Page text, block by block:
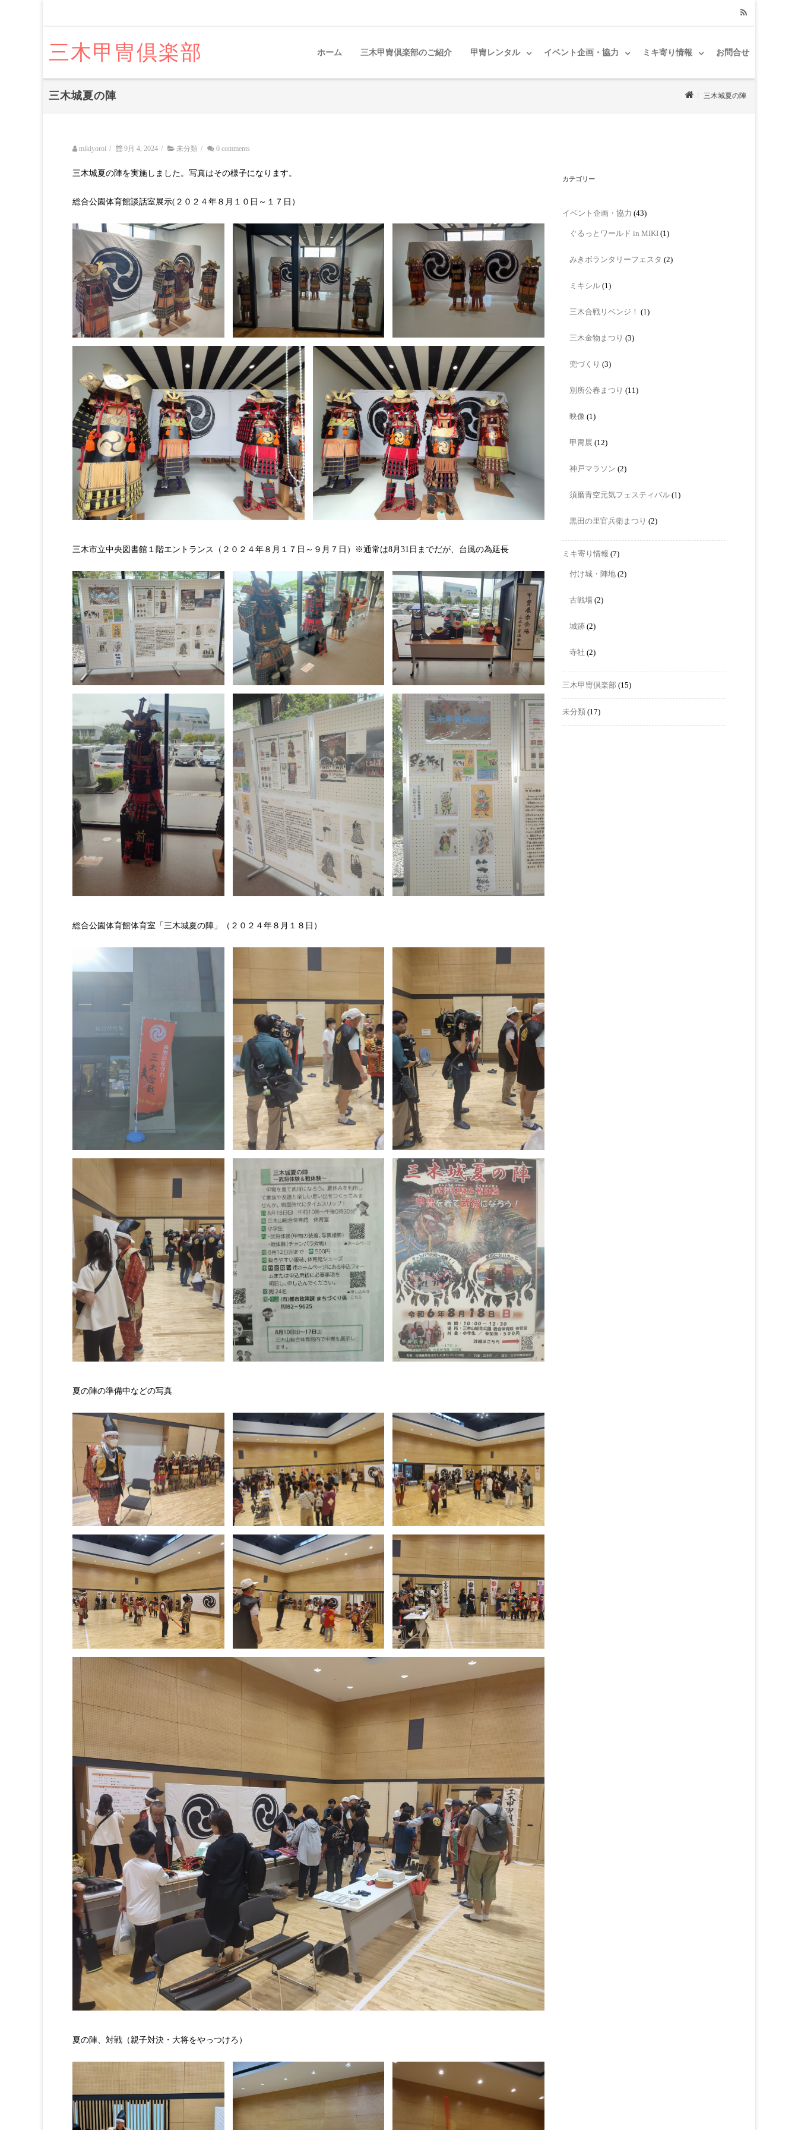
三木甲冑倶楽部 ホーム 三木甲冑倶楽部のご紹介 甲冑レンタル イベント企画・協力 ミキ寄り情報 お問合せ
三木城夏の陣 三木城夏の陣
mikiyoroi / 9月 4, 2024 / 未分類 / 0 comments
三木城夏の陣を実施しました。写真はその様子になります。
総合公園体育館談話室展示(２０２４年８月１０日～１７日）
三木市立中央図書館１階エントランス（２０２４年８月１７日～９月７日）※通常は8月31日までだが、台風の為延長
総合公園体育館体育室「三木城夏の陣」（２０２４年８月１８日）
夏の陣の準備中などの写真
夏の陣、対戦（親子対決・大将をやっつけろ）
カテゴリー
イベント企画・協力 (43)
ぐるっとワールド in MIKI (1)
みきボランタリーフェスタ (2)
ミキシル (1)
三木合戦リベンジ！ (1)
三木金物まつり (3)
兜づくり (3)
別所公春まつり (11)
映像 (1)
甲冑展 (12)
神戸マラソン (2)
須磨青空元気フェスティバル (1)
黒田の里官兵衛まつり (2)
ミキ寄り情報 (7)
付け城・陣地 (2)
古戦場 (2)
城跡 (2)
寺社 (2)
三木甲冑倶楽部 (15)
未分類 (17)